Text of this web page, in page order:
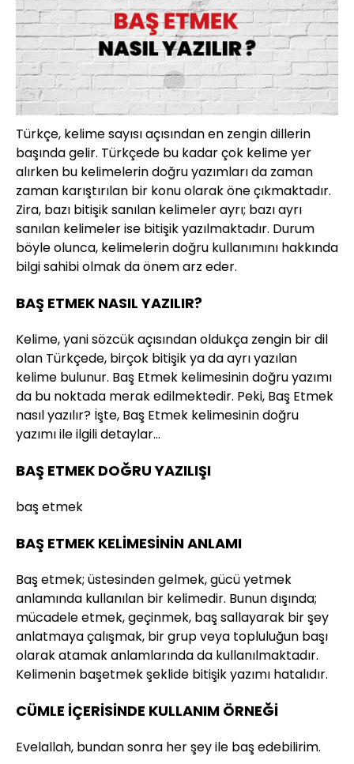
Türkçe, kelime sayısı açısından en zengin dillerin
başında gelir. Türkçede bu kadar çok kelime yer
alırken bu kelimelerin doğru yazımları da zaman
zaman karıştırılan bir konu olarak öne çıkmaktadır.
Zira, bazı bitişik sanılan kelimeler ayrı; bazı ayrı
sanılan kelimeler ise bitişik yazılmaktadır. Durum
böyle olunca, kelimelerin doğru kullanımını hakkında
bilgi sahibi olmak da önem arz eder.
BAŞ ETMEK NASIL YAZILIR?
Kelime, yani sözcük açısından oldukça zengin bir dil
olan Türkçede, birçok bitişik ya da ayrı yazılan
kelime bulunur. Baş Etmek kelimesinin doğru yazımı
da bu noktada merak edilmektedir. Peki, Baş Etmek
nasıl yazılır? İşte, Baş Etmek kelimesinin doğru
yazımı ile ilgili detaylar…
BAŞ ETMEK DOĞRU YAZILIŞI
baş etmek
BAŞ ETMEK KELİMESİNİN ANLAMI
Baş etmek; üstesinden gelmek, gücü yetmek
anlamında kullanılan bir kelimedir. Bunun dışında;
mücadele etmek, geçinmek, baş sallayarak bir şey
anlatmaya çalışmak, bir grup veya topluluğun başı
olarak atamak anlamlarında da kullanılmaktadır.
Kelimenin başetmek şeklide bitişik yazımı hatalıdır.
CÜMLE İÇERİSİNDE KULLANIM ÖRNEĞİ
Evelallah, bundan sonra her şey ile baş edebilirim.